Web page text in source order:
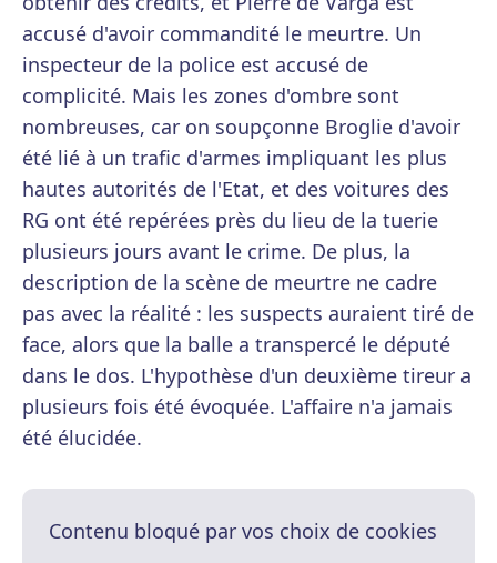
accusé d'avoir commandité le meurtre. Un
inspecteur de la police est accusé de
complicité. Mais les zones d'ombre sont
nombreuses, car on soupçonne Broglie d'avoir
été lié à un trafic d'armes impliquant les plus
hautes autorités de l'Etat, et des voitures des
RG ont été repérées près du lieu de la tuerie
plusieurs jours avant le crime. De plus, la
description de la scène de meurtre ne cadre
pas avec la réalité : les suspects auraient tiré de
face, alors que la balle a transpercé le député
dans le dos. L'hypothèse d'un deuxième tireur a
plusieurs fois été évoquée. L'affaire n'a jamais
été élucidée.
Contenu bloqué par vos choix de cookies